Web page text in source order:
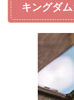
キングダ